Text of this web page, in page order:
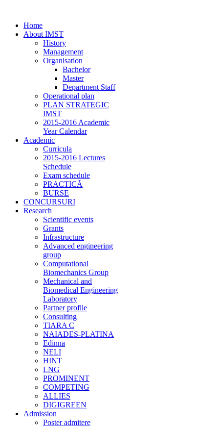
Home
About IMST
History
Management
Organisation
Bachelor
Master
Department Staff
Operational plan
PLAN STRATEGIC
IMST
2015-2016 Academic
Year Calendar
Academic
Curricula
2015-2016 Lectures
Schedule
Exam schedule
PRACTICĂ
BURSE
CONCURSURI
Research
Scientific events
Grants
Infrastructure
Advanced engineering
group
Computational
Biomechanics Group
Mechanical and
Biomedical Engineering
Laboratory
Partner profile
Consulting
TIARA C
NAIADES-PLATINA
Edinna
NELI
HINT
LNG
PROMINENT
COMPETING
ALLIES
DIGIGREEN
Admission
Poster admitere